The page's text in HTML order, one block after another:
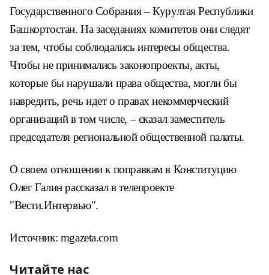
Государственного Собрания – Курултая Республики
Башкортостан. На заседаниях комитетов они следят
за тем, чтобы соблюдались интересы общества.
Чтобы не принимались законопроекты, акты,
которые бы нарушали права общества, могли бы
навредить, речь идет о правах некоммерческий
организаций в том числе, – сказал заместитель
председателя региональной общественной палаты.
О своем отношении к поправкам в Конституцию
Олег Галин рассказал в телепроекте
"Вести.Интервью".
Источник: mgazeta.com
Читайте нас